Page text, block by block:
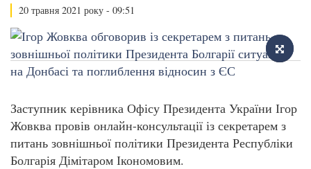
20 травня 2021 року - 09:51
Заступник керівника Офісу Президента України Ігор
Жовква провів онлайн-консультації із секретарем з
питань зовнішньої політики Президента Республіки
Болгарія Дімітаром Ікономовим.